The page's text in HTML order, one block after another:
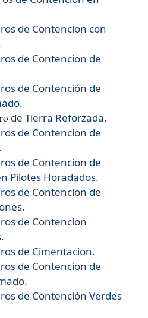
de Contencion con
de Contencion de
de Contención de
de Tierra Reforzada.
de Contencion de
de Contencion de
Pilotes Horadados.
de Contencion de
de Contencion
de Cimentacion.
de Contencion de
de Contención Verdes